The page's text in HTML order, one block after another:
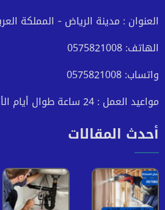
العنوان : مدينة الرياض - المملكة
الهاتف: 0575821008
واتساب: 0575821008
مواعيد العمل : 24 ساعة طوال أيام الأسبوع
أحدث المقالات